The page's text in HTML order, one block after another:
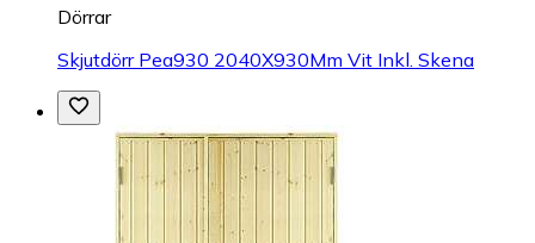
Dörrar
Skjutdörr Pea930 2040X930Mm Vit Inkl. Skena